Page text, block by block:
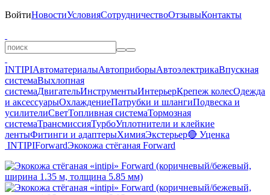
ВойтиНовостиУсловияСотрудничествоОтзывыКонтакты
INTIPIАвтоматериалыАвтоприборыАвтоэлектрикаВпускная
системаВыхлопная
системаДвигательИнструментыИнтерьерКрепеж колесОдежда
и аксессуарыОхлаждениеПатрубки и шлангиПодвеска и
усилителиСветТопливная системаТормозная
системаТрансмиссияТурбоУплотнители и клейкие
лентыФитинги и адаптерыХимияЭкстерьер🔴 Уценка
INTIPIForwardЭкокожа стёганая Forward